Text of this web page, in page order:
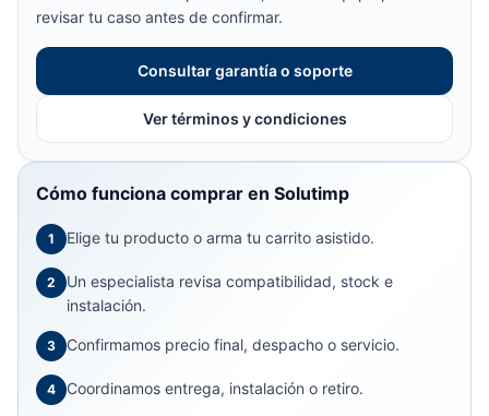
revisar tu caso antes de confirmar.
Consultar garantía o soporte
Ver términos y condiciones
Cómo funciona comprar en Solutimp
1 Elige tu producto o arma tu carrito asistido.
2
Un especialista revisa compatibilidad, stock e
instalación.
3 Confirmamos precio final, despacho o servicio.
4 Coordinamos entrega, instalación o retiro.